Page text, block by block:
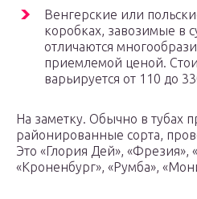
Венгерские или
коробках, завозимые в
отличаются
приемлемой ценой.
варьируется от 110 до
На заметку. Обычно в тубах
районированные сорта,
Это «Глория Дей», «Фрезия»,
«Кроненбург», «Румба»,